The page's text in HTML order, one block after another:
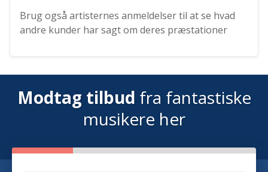
Brug også artisternes anmeldelser til at se hvad
andre kunder har sagt om deres præstationer
Modtag tilbud fra fantastiske
musikere her